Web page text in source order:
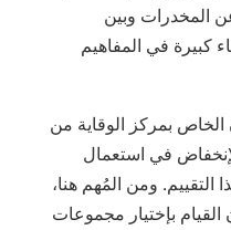
المخدرات وبين
كبيرة في المفاهيم
الخاص بمركز الوقاية من
في استعمال
التقييم. ومن المُهم هنا،
بإختيار مجموعات